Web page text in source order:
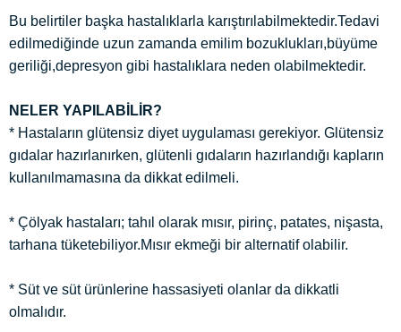
Bu belirtiler başka hastalıklarla karıştırılabilmektedir.Tedavi
edilmediğinde uzun zamanda emilim bozuklukları,büyüme
geriliği,depresyon gibi hastalıklara neden olabilmektedir.
NELER YAPILABİLİR?
* Hastaların glütensiz diyet uygulaması gerekiyor. Glütensiz
gıdalar hazırlanırken, glütenli gıdaların hazırlandığı kapların
kullanılmamasına da dikkat edilmeli.
* Çölyak hastaları; tahıl olarak mısır, pirinç, patates, nişasta,
tarhana tüketebiliyor.Mısır ekmeği bir alternatif olabilir.
* Süt ve süt ürünlerine hassasiyeti olanlar da dikkatli
olmalıdır.